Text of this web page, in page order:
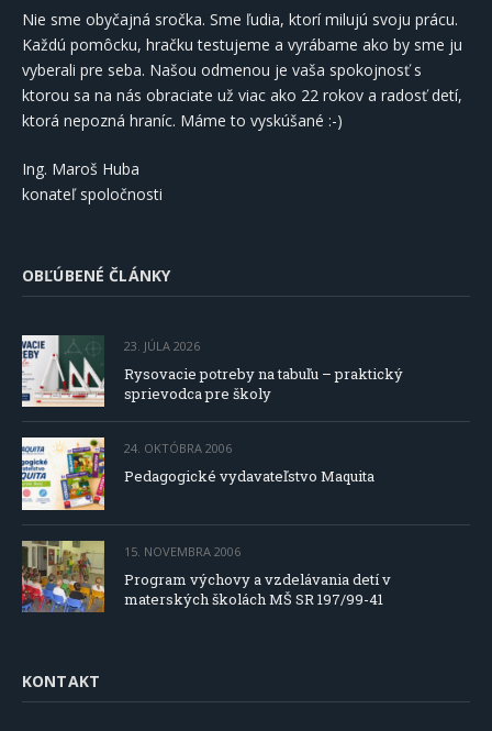
Nie sme obyčajná sročka. Sme ľudia, ktorí milujú svoju prácu.
Každú pomôcku, hračku testujeme a vyrábame ako by sme ju
vyberali pre seba. Našou odmenou je vaša spokojnosť s
ktorou sa na nás obraciate už viac ako 22 rokov a radosť detí,
ktorá nepozná hraníc. Máme to vyskúšané :-)
Ing. Maroš Huba
konateľ spoločnosti
OBĽÚBENÉ ČLÁNKY
23. JÚLA 2026
Rysovacie potreby na tabuľu – praktický
sprievodca pre školy
24. OKTÓBRA 2006
Pedagogické vydavateľstvo Maquita
15. NOVEMBRA 2006
Program výchovy a vzdelávania detí v
materských školách MŠ SR 197/99-41
KONTAKT